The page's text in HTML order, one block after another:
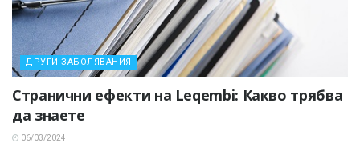
ДРУГИ ЗАБОЛЯВАНИЯ
Странични ефекти на Leqembi: Какво трябва
да знаете
06/03/2024